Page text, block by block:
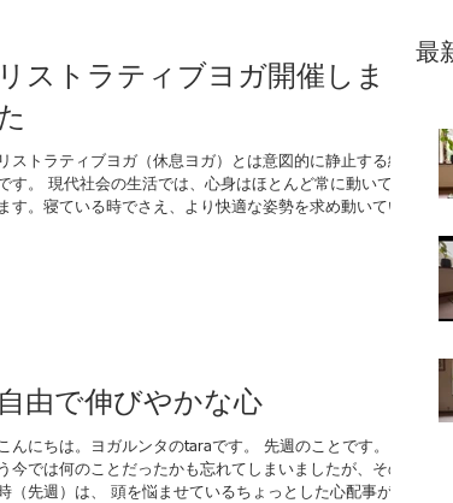
リストラティブヨガ開催しまし
リストラティブヨガ（休息ヨガ）とは意図的に静止する練習
す。 現代社会の生活では、心身はほとんど常に動いてい
ます。寝ている時でさえ、より快適な姿勢を求め動いていま
自由で伸びやかな心
んにちは。ヨガルンタのtaraです。 先週のことです。 も
う今では何のことだったかも忘れてしまいましたが、その当
（先週）は、 頭を悩ませているちょっとした心配事があ
最